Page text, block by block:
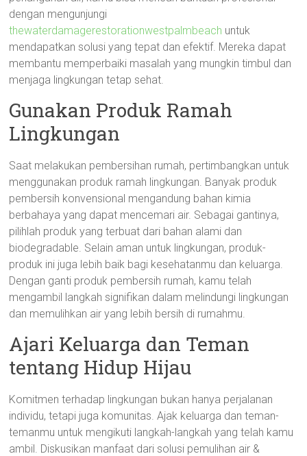
dengan mengunjungi
thewaterdamagerestorationwestpalmbeach untuk
mendapatkan solusi yang tepat dan efektif. Mereka dapat
membantu memperbaiki masalah yang mungkin timbul dan
menjaga lingkungan tetap sehat.
Gunakan Produk Ramah
Lingkungan
Saat melakukan pembersihan rumah, pertimbangkan untuk
menggunakan produk ramah lingkungan. Banyak produk
pembersih konvensional mengandung bahan kimia
berbahaya yang dapat mencemari air. Sebagai gantinya,
pilihlah produk yang terbuat dari bahan alami dan
biodegradable. Selain aman untuk lingkungan, produk-
produk ini juga lebih baik bagi kesehatanmu dan keluarga.
Dengan ganti produk pembersih rumah, kamu telah
mengambil langkah signifikan dalam melindungi lingkungan
dan memulihkan air yang lebih bersih di rumahmu.
Ajari Keluarga dan Teman
tentang Hidup Hijau
Komitmen terhadap lingkungan bukan hanya perjalanan
individu, tetapi juga komunitas. Ajak keluarga dan teman-
temanmu untuk mengikuti langkah-langkah yang telah kamu
ambil. Diskusikan manfaat dari solusi pemulihan air &